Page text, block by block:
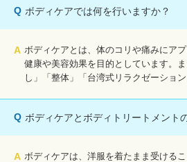
閉じる
Q ボディケアでは何を行いますか？
A ボディケアとは、体のコリや痛みにア
健康や美容効果を目的としています。
し」「整体」「台湾式リラクゼーショ
Q ボディケアとボディトリートメント
A ボディケアは、洋服を着たまま受ける